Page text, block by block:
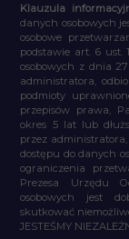
Klauzula
danych osobowych
osobowe
podstawie art. 6 ust.
osobowych z dnia
administratora,
podmioty
przepisów prawa,
okres 5 lat lub
przez
dostępu do danych
ograniczenia
Prezesa Urzędu
osobowych jest
skutkować
JESTEŚMY